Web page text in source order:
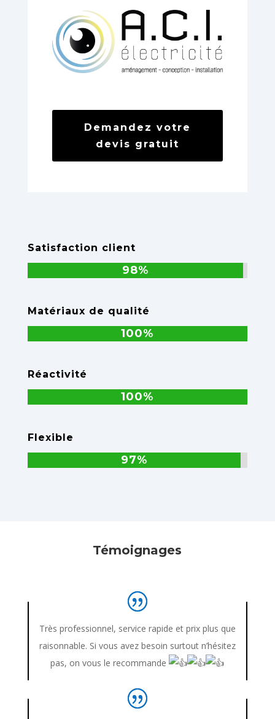
Demandez votre
devis gratuit
Satisfaction client
98%
98%
Matériaux de qualité
100%
100%
Réactivité
100%
100%
Flexible
97%
97%
Témoignages
Très professionnel, service rapide et prix plus que
raisonnable. Si vous avez besoin surtout n’hésitez
pas, on vous le recommande